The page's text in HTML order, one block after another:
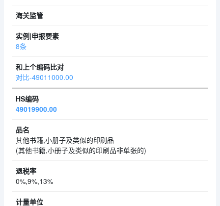
8条
对比-49011000.00
49019900.00
其他书籍,小册子及类似的印刷品
(其他书籍,小册子及类似的印刷品非单张的)
0%,9%,13%